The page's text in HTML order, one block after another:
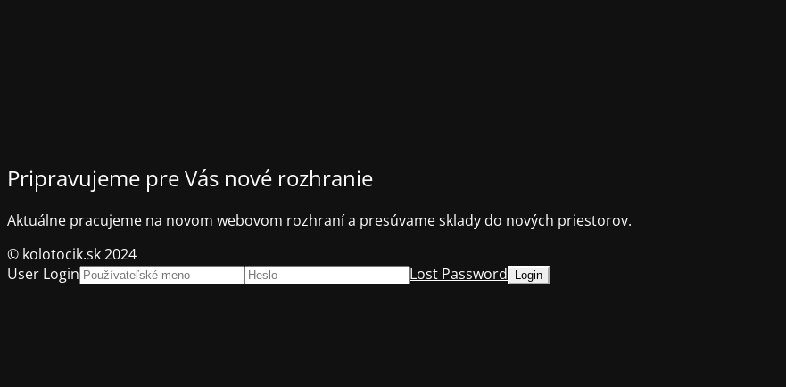
Pripravujeme pre Vás nové rozhranie
Aktuálne pracujeme na novom webovom rozhraní a presúvame sklady do nových priestorov.
© kolotocik.sk 2024
User Login
Lost Password